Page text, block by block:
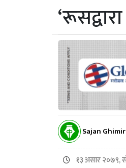
Sajan
१३ असार २०७९,